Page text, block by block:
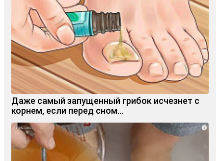
Даже самый запущенный грибок исчезнет с
корнем, если перед сном…
i